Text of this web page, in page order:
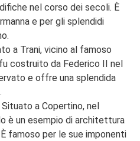
nel corso dei secoli. È
e per gli splendidi
a Trani, vicino al famoso
costruito da Federico II nel
e offre una splendida
Situato a Copertino, nel
è un esempio di architettura
famoso per le sue imponenti